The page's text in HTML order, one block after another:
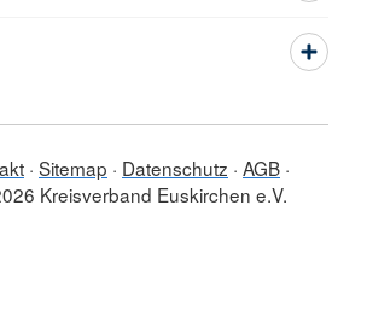
Sitemap Datenschutz AGB
Kreisverband Euskirchen e.V.